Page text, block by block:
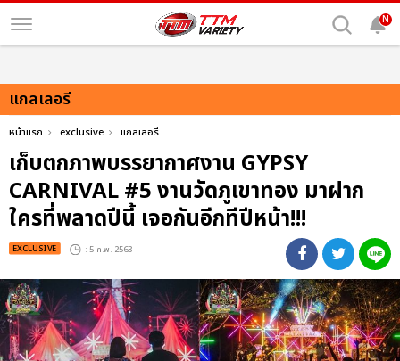
N
แกลเลอรี
หน้าแรก exclusive แกลเลอรี
เก็บตกภาพบรรยากาศงาน GYPSY
CARNIVAL #5 งานวัดภูเขาทอง มาฝาก
ใครที่พลาดปีนี้ เจอกันอีกทีปีหน้า!!!
EXCLUSIVE : 5 ก.พ. 2563